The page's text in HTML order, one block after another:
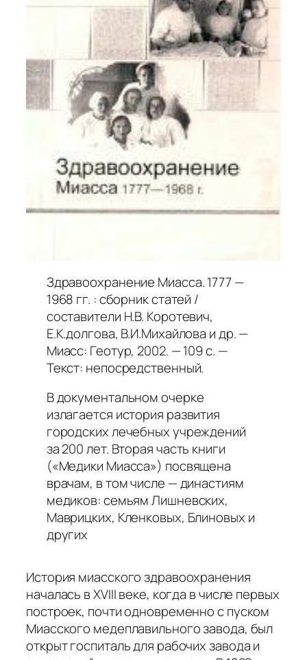
Здравоохранение Миасса. 1777 —
1968 гг. : сборник статей /
составители Н.В. Коротевич,
Е.К.долгова, В.И.Михайлова и др. —
Миасс: Геотур, 2002. — 109 с. —
Текст: непосредственный.
В документальном очерке
излагается история развития
городских лечебных учреждений
за 200 лет. Вторая часть книги
(«Медики Миасса») посвящена
врачам, в том числе — династиям
медиков: семьям Лишневских,
Маврицких, Кленковых, Блиновых и
других
История миасского здравоохранения
началась в XVIII веке, когда в числе первых
построек, почти одновременно с пуском
Миасского медеплавильного завода, был
открыт госпиталь для рабочих завода и